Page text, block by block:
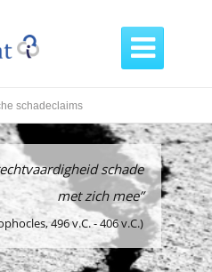

schadeclaims
schade
met zich mee”
496 v.C. - 406 v.C.)